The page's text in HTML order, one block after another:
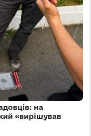
на
«вирішував